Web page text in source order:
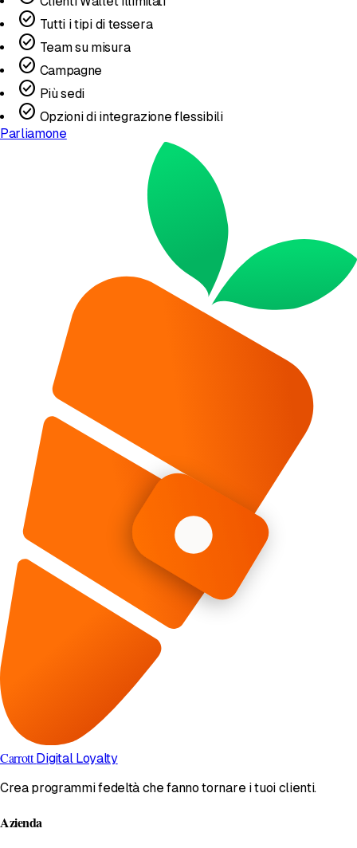
check_circle Tutti i tipi di tessera
check_circle Team su misura
check_circle Campagne
check_circle Più sedi
check_circle Opzioni di integrazione flessibili
Parliamone
Carrott Digital Loyalty
Crea programmi fedeltà che fanno tornare i tuoi clienti.
Azienda